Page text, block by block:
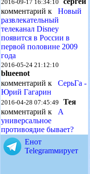
2016-09-17 16:34:10
комментарий к Новый
развлекательный
телеканал Disney
появится в России в
первой половине 2009
года
2016-05-24 21:12:10
blueenot
комментарий к СерьГа -
Юрий Гагарин
2016-04-28 07:45:49 Тея
комментарий к А
универсальное
противоядие бывает?
Енот
Telegramмирует